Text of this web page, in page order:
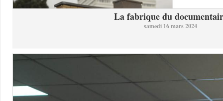
La fabrique du
samedi 16 mars 2024